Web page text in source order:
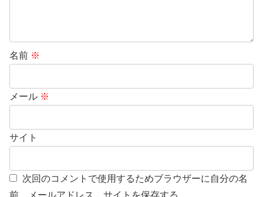
名前 ※
メール ※
サイト
次回のコメントで使用するためブラウザーに自分の名
前、メールアドレス、サイトを保存する。